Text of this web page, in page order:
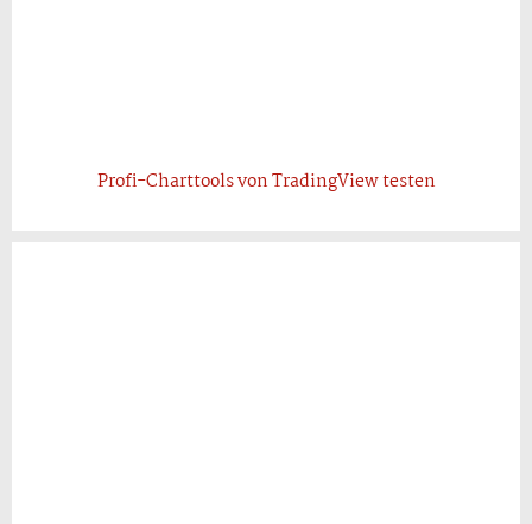
Profi-Charttools von TradingView testen